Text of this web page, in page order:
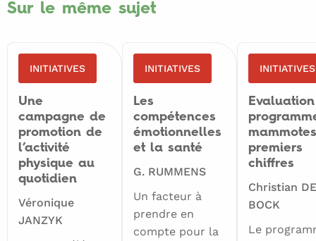
Sur le même sujet
INITIATIVES
Une
campagne de
promotion de
l’activité
physique au
quotidien
Véronique
JANZYK
INITIATIVES
Les
compétences
émotionnelles
et la santé
G. RUMMENS
Un facteur à
prendre en
compte pour la
INITIATIVES
premiers
chiffres
Christian DE
BOCK
Le